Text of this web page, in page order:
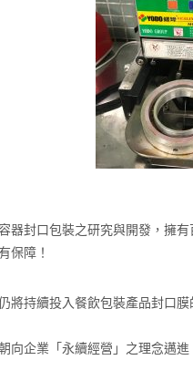
器封口包裝之研究與開發，擁
保障！
將持續投入餐飲包裝產品封口
向企業「永續經營」之理念邁進